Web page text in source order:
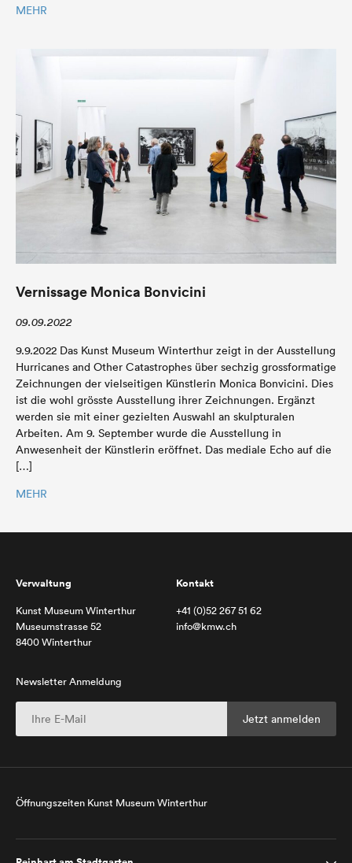
MEHR
Vernissage Monica Bonvicini
09.09.2022
9.9.2022 Das Kunst Museum Winterthur zeigt in der Ausstellung
Hurricanes and Other Catastrophes über sechzig grossformatige
Zeichnungen der vielseitigen Künstlerin Monica Bonvicini. Dies
ist die wohl grösste Ausstellung ihrer Zeichnungen. Ergänzt
werden sie mit einer gezielten Auswahl an skulpturalen
Arbeiten. Am 9. September wurde die Ausstellung in
Anwesenheit der Künstlerin eröffnet. Das mediale Echo auf die
[…]
MEHR
Verwaltung
Kunst Museum Winterthur
Museumstrasse 52
8400 Winterthur
Kontakt
+41 (0)52 267 51 62
info@kmw.ch
Newsletter Anmeldung
Öffnungszeiten Kunst Museum Winterthur